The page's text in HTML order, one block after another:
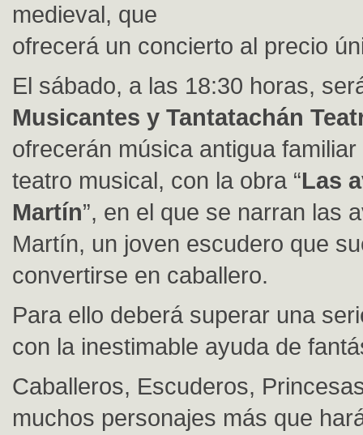
medieval, que
ofrecerá un concierto al precio
El sábado, a las 18:30 horas,
Musicantes y Tantatachán
ofrecerán música antigua
teatro musical, con la obra “Las
Martín”, en el que se narran las
Martín, un joven escudero que
convertirse en caballero.
Para ello deberá superar una
con la inestimable ayuda de
Caballeros, Escuderos,
muchos personajes más que